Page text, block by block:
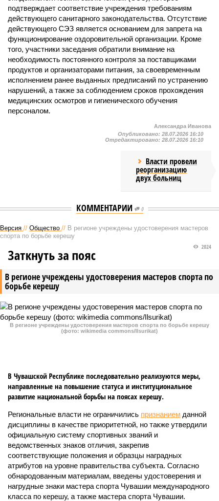
подтверждает соответствие учреждения требованиям
действующего санитарного законодательства. Отсутствие
действующего СЭЗ является основанием для запрета на
функционирование оздоровительной организации. Кроме
того, участники заседания обратили внимание на
необходимость постоянного контроля за поставщиками
продуктов и организаторами питания, за своевременным
исполнением ранее выданных предписаний по устранению
нарушений, а также за соблюдением сроков прохождения
медицинских осмотров и гигиенического обучения
персоналом.
Александра Иванова
Опубликовано: 28.07.2026 16:10
Отредактировано: 28.07.2026 16:10
Власти провели
реорганизацию
двух больниц
КОММЕНТАРИИ 0
Версия // Общество // В регионе учреждены удостоверения мастеров
спорта по борьбе керешу
В регионе учреждены удостоверения мастеров спорта по
борьбе керешу
2024
Заткнуть за пояс
В регионе учреждены удостоверения мастеров спорта по борьбе керешу
(фото: wikimedia commons/Ilsurikat)
В Чувашской Республике последовательно реализуются меры,
направленные на повышение статуса и институциональное
развитие национальной борьбы на поясах керешу.
Региональные власти не ограничились признанием данной
дисциплины в качестве приоритетной, но также утвердили
официальную систему спортивных званий и
ведомственных знаков отличия, закрепив
соответствующие положения и образцы наградных
атрибутов на уровне правительства субъекта. Согласно
обнародованным материалам, введены удостоверения и
нагрудные знаки мастера спорта Чувашии международного
класса по керешу, а также мастера спорта Чувашии.